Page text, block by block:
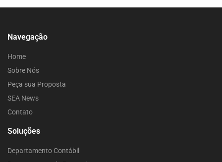
Navegação
Home
Sobre Nós
Peça sua Proposta
SEA News
Contato
Soluções
Departamento Contábil